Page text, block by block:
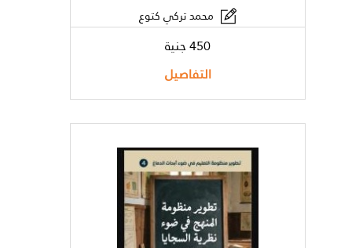
محمد تركي كتوع
450 جنية
التفاصيل